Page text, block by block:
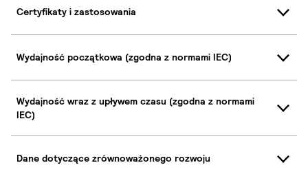
Certyfikaty i zastosowania
Wydajność początkowa (zgodna z normami IEC)
Wydajność wraz z upływem czasu (zgodna z normami
IEC)
Dane dotyczące zrównoważonego rozwoju